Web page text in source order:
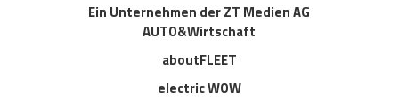
Ein Unternehmen der ZT Medien AG
AUTO&Wirtschaft
aboutFLEET
electric WOW